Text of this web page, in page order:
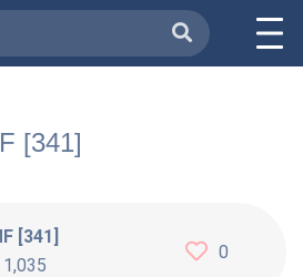
[341]
[341]
0